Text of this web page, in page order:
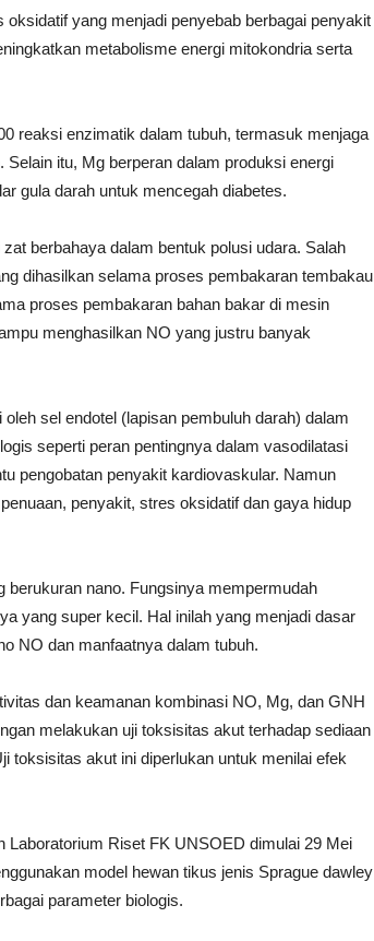
yang menjadi penyebab berbagai penyakit
metabolisme energi mitokondria serta
reaksi enzimatik dalam tubuh, termasuk menjaga
itu, Mg berperan dalam produksi energi
gula darah untuk mencegah diabetes.
berbahaya dalam bentuk polusi udara. Salah
dihasilkan selama proses pembakaran tembakau
proses pembakaran bahan bakar di mesin
menghasilkan NO yang justru banyak
sel endotel (lapisan pembuluh darah) dalam
seperti peran pentingnya dalam vasodilatasi
pengobatan penyakit kardiovaskular. Namun
penyakit, stres oksidatif dan gaya hidup
berukuran nano. Fungsinya mempermudah
yang super kecil. Hal inilah yang menjadi dasar
NO dan manfaatnya dalam tubuh.
dan keamanan kombinasi NO, Mg, dan GNH
melakukan uji toksisitas akut terhadap sediaan
toksisitas akut ini diperlukan untuk menilai efek
Riset FK UNSOED dimulai 29 Mei
model hewan tikus jenis Sprague dawley
parameter biologis.